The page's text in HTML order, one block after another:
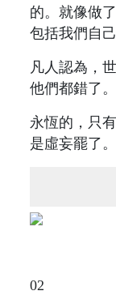
的。就像做
包括我們自己
凡人認為，
他們都錯了
永恆的，只
是虛妄罷了
02